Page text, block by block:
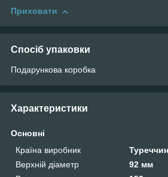
Приховати
Спосіб упаковки
Подарункова коробка
Характеристики
Основні
Країна виробник
Верхній діаметр
92 мм